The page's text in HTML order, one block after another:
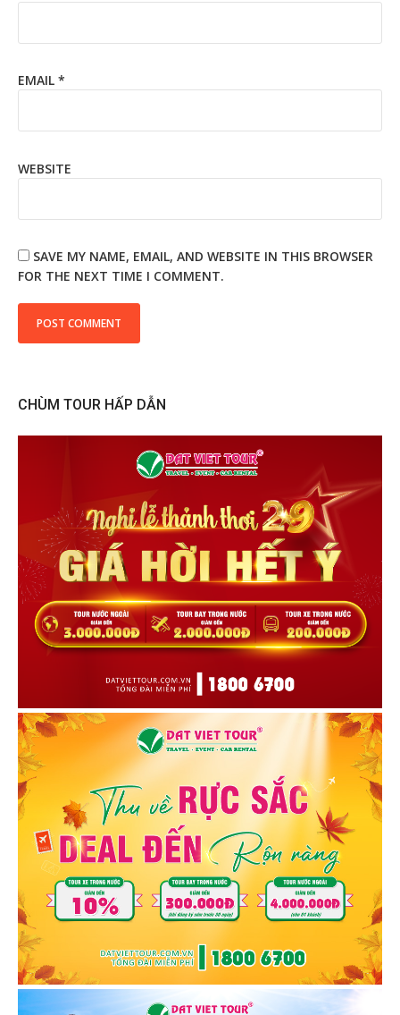
EMAIL *
WEBSITE
SAVE MY NAME, EMAIL, AND WEBSITE IN THIS BROWSER
FOR THE NEXT TIME I COMMENT.
CHÙM TOUR HẤP DẪN